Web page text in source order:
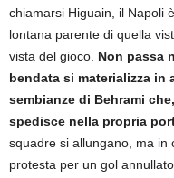
chiamarsi Higuain, il Napoli
lontana parente di quella
vista del gioco. Non passa
bendata si materializza in
sembianze di Behrami
spedisce nella propria
squadre si allungano, ma in
protesta per un gol